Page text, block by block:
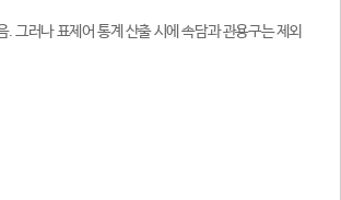
그러나 표제어 통계 산출 시에 속담과 관용구는 제외